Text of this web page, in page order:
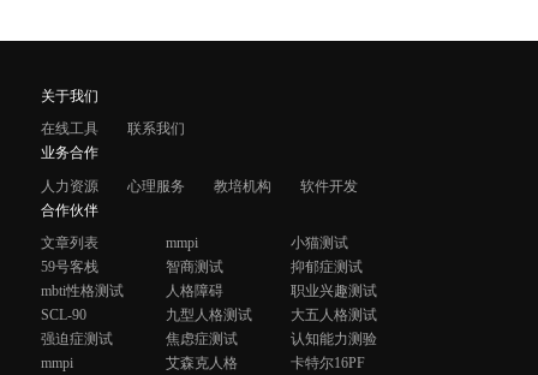
关于我们
在线工具
联系我们
业务合作
人力资源
心理服务 教培机构
软件开发
合作伙伴
文章列表
mmpi
小猫测试
59号客栈
智商测试
抑郁症测试
mbti性格测试
人格障碍
职业兴趣测试
SCL-90
九型人格测试
大五人格测试
强迫症测试
焦虑症测试
认知能力测验
mmpi
艾森克人格
卡特尔16PF